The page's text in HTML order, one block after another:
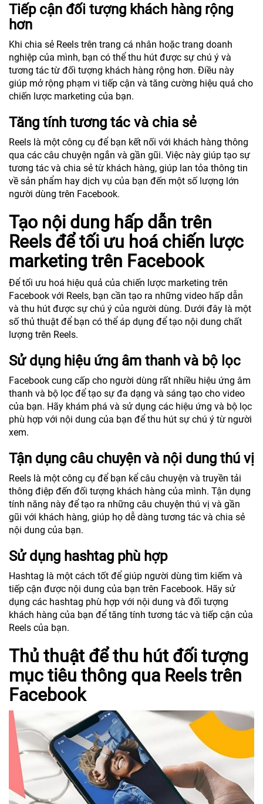
Tiếp cận đối tượng khách hàng rộng
hơn
Khi chia sẻ Reels trên trang cá nhân hoặc trang doanh
nghiệp của mình, bạn có thể thu hút được sự chú ý và
tương tác từ đối tượng khách hàng rộng hơn. Điều này
giúp mở rộng phạm vi tiếp cận và tăng cường hiệu quả cho
chiến lược marketing của bạn.
Tăng tính tương tác và chia sẻ
Reels là một công cụ để bạn kết nối với khách hàng thông
qua các câu chuyện ngắn và gần gũi. Việc này giúp tạo sự
tương tác và chia sẻ từ khách hàng, giúp lan tỏa thông tin
về sản phẩm hay dịch vụ của bạn đến một số lượng lớn
người dùng trên Facebook.
Tạo nội dung hấp dẫn trên
Reels để tối ưu hoá chiến lược
marketing trên Facebook
Để tối ưu hoá hiệu quả của chiến lược marketing trên
Facebook với Reels, bạn cần tạo ra những video hấp dẫn
và thu hút được sự chú ý của người dùng. Dưới đây là một
số thủ thuật để bạn có thể áp dụng để tạo nội dung chất
lượng trên Reels.
Sử dụng hiệu ứng âm thanh và bộ lọc
Facebook cung cấp cho người dùng rất nhiều hiệu ứng âm
thanh và bộ lọc để tạo sự đa dạng và sáng tạo cho video
của bạn. Hãy khám phá và sử dụng các hiệu ứng và bộ lọc
phù hợp với nội dung của bạn để thu hút sự chú ý từ người
xem.
Tận dụng câu chuyện và nội dung thú vị
Reels là một công cụ để bạn kể câu chuyện và truyền tải
thông điệp đến đối tượng khách hàng của mình. Tận dụng
tính năng này để tạo ra những câu chuyện thú vị và gần
gũi với khách hàng, giúp họ dễ dàng tương tác và chia sẻ
nội dung của bạn.
Sử dụng hashtag phù hợp
Hashtag là một cách tốt để giúp người dùng tìm kiếm và
tiếp cận được nội dung của bạn trên Facebook. Hãy sử
dụng các hashtag phù hợp với nội dung và đối tượng
khách hàng của bạn để tăng tính tương tác và tiếp cận của
Reels của bạn.
Thủ thuật để thu hút đối tượng
mục tiêu thông qua Reels trên
Facebook